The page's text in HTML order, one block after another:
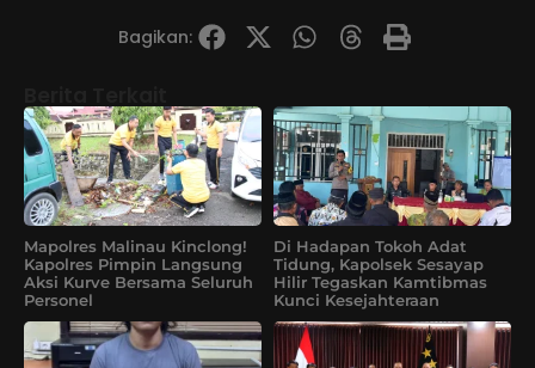
Bagikan:
Mapolres Malinau Kinclong!
Kapolres Pimpin Langsung
Aksi Kurve Bersama Seluruh
Personel
Di Hadapan Tokoh Adat
Tidung, Kapolsek Sesayap
Hilir Tegaskan Kamtibmas
Kunci Kesejahteraan